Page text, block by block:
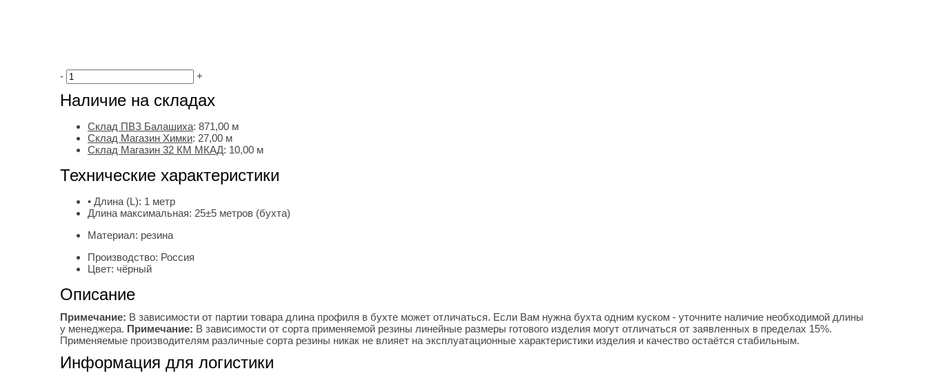
- +
Наличие на складах
Склад ПВЗ Балашиха: 871,00 м
Склад Магазин Химки: 27,00 м
Склад Магазин 32 КМ МКАД: 10,00 м
Технические характеристики
• Длина (L): 1 метр
Длина максимальная: 25±5 метров (бухта)
Материал: резина
Производство: Россия
Цвет: чёрный
Описание
Примечание: В зависимости от партии товара длина профиля в бухте может отличаться. Если Вам нужна бухта одним куском - уточните наличие необходимой длины
у менеджера. Примечание: В зависимости от сорта применяемой резины линейные размеры готового изделия могут отличаться от заявленных в пределах 15%.
Применяемые производителям различные сорта резины никак не влияет на эксплуатационные характеристики изделия и качество остаётся стабильным.
Информация для логистики